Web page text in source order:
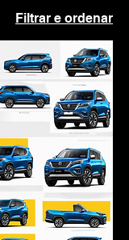
Filtrar e ordenar